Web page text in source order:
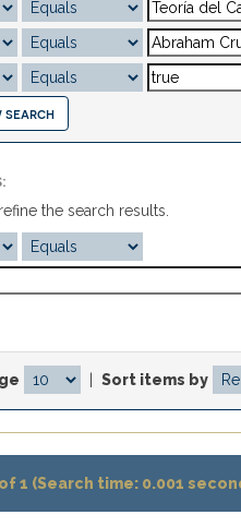
search
the search results.
Sort items by
1 (Search time: 0.001